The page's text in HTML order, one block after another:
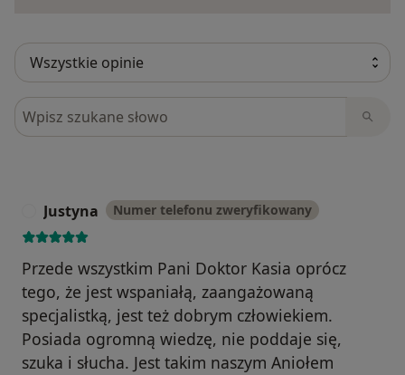
Szukaj w opiniach
Justyna Numer telefonu zweryfikowany
Przede wszystkim Pani Doktor Kasia oprócz
tego, że jest wspaniałą, zaangażowaną
specjalistką, jest też dobrym człowiekiem.
Posiada ogromną wiedzę, nie poddaje się,
szuka i słucha. Jest takim naszym Aniołem